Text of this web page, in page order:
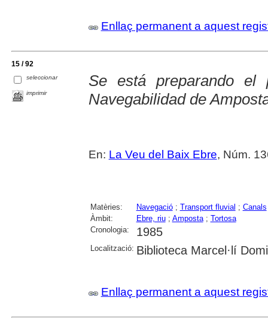
Enllaç permanent a aquest
15 / 92
seleccionar
imprimir
Se está preparando el
Navegabilidad de
En: La Veu del Baix Ebre, Núm.
Matèries: Navegació; Transport fluvial ; Canals
Àmbit:
Ebre, riu; Amposta; Tortosa
Cronologia:
1985
Localització: Biblioteca Marcel·lí
Enllaç permanent a aquest